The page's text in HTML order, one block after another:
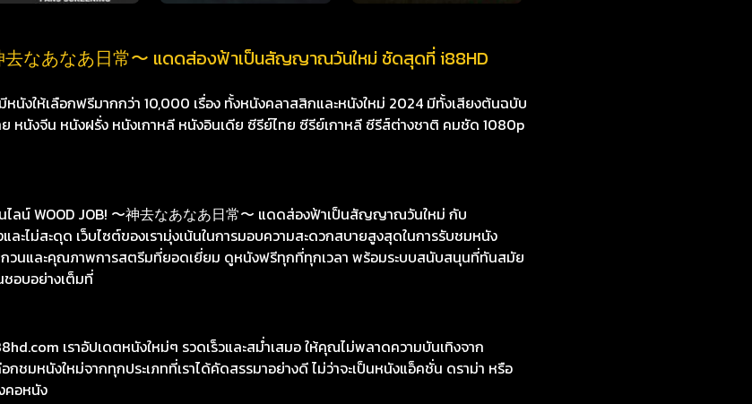
去なあなあ日常〜 แดดส่องฟ้าเป็นสัญญาณวันใหม่ ชัดสุดที่ i88HD
นังให้เลือกฟรีมากกว่า 10,000 เรื่อง ทั้งหนังคลาสสิกและหนังใหม่ 2024 มีทั้งเสียงต้นฉบับ
หนังจีน หนังฝรั่ง หนังเกาหลี หนังอินเดีย ซีรีย์ไทย ซีรีย์เกาหลี ซีรีส์ต่างชาติ คมชัด 1080p
ลน์ WOOD JOB! 〜神去なあなあ日常〜 แดดส่องฟ้าเป็นสัญญาณวันใหม่ กับ
ะไม่สะดุด เว็บไซต์ของเรามุ่งเน้นในการมอบความสะดวกสบายสูงสุดในการรับชมหนัง
วนและคุณภาพการสตรีมที่ยอดเยี่ยม ดูหนังฟรีทุกที่ทุกเวลา พร้อมระบบสนับสนุนที่ทันสมัย
อบอย่างเต็มที่
เราอัปเดตหนังใหม่ๆ รวดเร็วและสม่ำเสมอ ให้คุณไม่พลาดความบันเทิงจาก
มหนังใหม่จากทุกประเภทที่เราได้คัดสรรมาอย่างดี ไม่ว่าจะเป็นหนังแอ็คชั่น ดราม่า หรือ
คอหนัง